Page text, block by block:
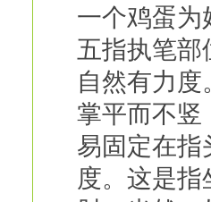
一个鸡蛋为
五指执笔部
自然有力
掌平而不竖
易固定在指
度。这是